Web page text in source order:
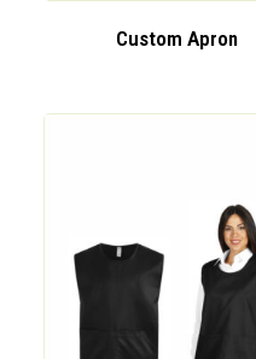
Custom Apron